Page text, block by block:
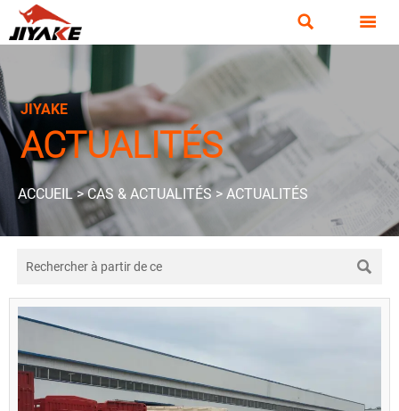
 
JIYAKE
ACTUALITÉS
ACCUEIL>CAS & ACTUALITÉS> ACTUALITÉS
